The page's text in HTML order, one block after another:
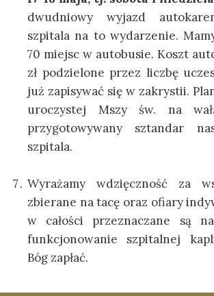
dwudniowy wyjazd
szpitala na to wydarzenie.
70 miejsc w autobusie. Koszt
zł podzielone przez liczbę
już zapisywać się w zakrystii.
uroczystej Mszy św. na
przygotowywany sztandar
szpitala.
Wyrażamy wdzięczność za
zbierane na tacę oraz ofiary
w całości przeznaczane są
funkcjonowanie szpitalnej
Bóg zapłać.